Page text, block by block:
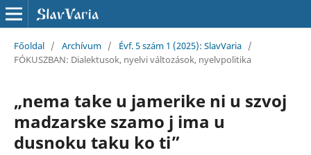
Főoldal / Archívum / Évf. 5 szám 1 (2025): SlavVaria /
FÓKUSZBAN: Dialektusok, nyelvi változások, nyelvpolitika
„nema take u jamerike ni u szvoj
madzarske szamo j ima u
dusnoku taku ko ti”